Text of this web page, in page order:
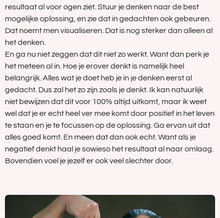
resultaat al voor ogen ziet. Stuur je denken naar de best
mogelijke oplossing, en zie dat in gedachten ook gebeuren.
Dat noemt men visualiseren. Dat is nog sterker dan alleen al
het denken.
En ga nu niet zeggen dat dit niet zo werkt. Want dan perk je
het meteen al in. Hoe je erover denkt is namelijk heel
belangrijk. Alles wat je doet heb je in je denken eerst al
gedacht. Dus zal het zo zijn zoals je denkt. Ik kan natuurlijk
niet bewijzen dat dit voor 100% altijd uitkomt, maar ik weet
wel dat je er echt heel ver mee komt door positief in het leven
te staan en je te focussen op de oplossing. Ga ervan uit dat
alles goed komt. En meen dat dan ook echt. Want als je
negatief denkt haal je sowieso het resultaat al naar omlaag.
Bovendien voel je jezelf er ook veel slechter door.